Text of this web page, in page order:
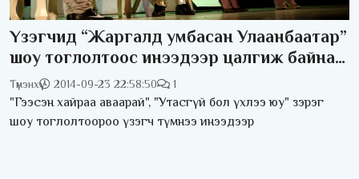
Үзэгчид “Жаргалд умбасан Улаанбаатар”
шоу тоглолтоос инээдээр цалгиж байна/
фото/
Түмэнхүү 2014-09-23 22:58:50 1
"Гээсэн хайраа аваарай", "Утасгүй бол үхлээ юу" зэрэг
шоу тоглолтоороо үзэгч түмнээ инээдээр